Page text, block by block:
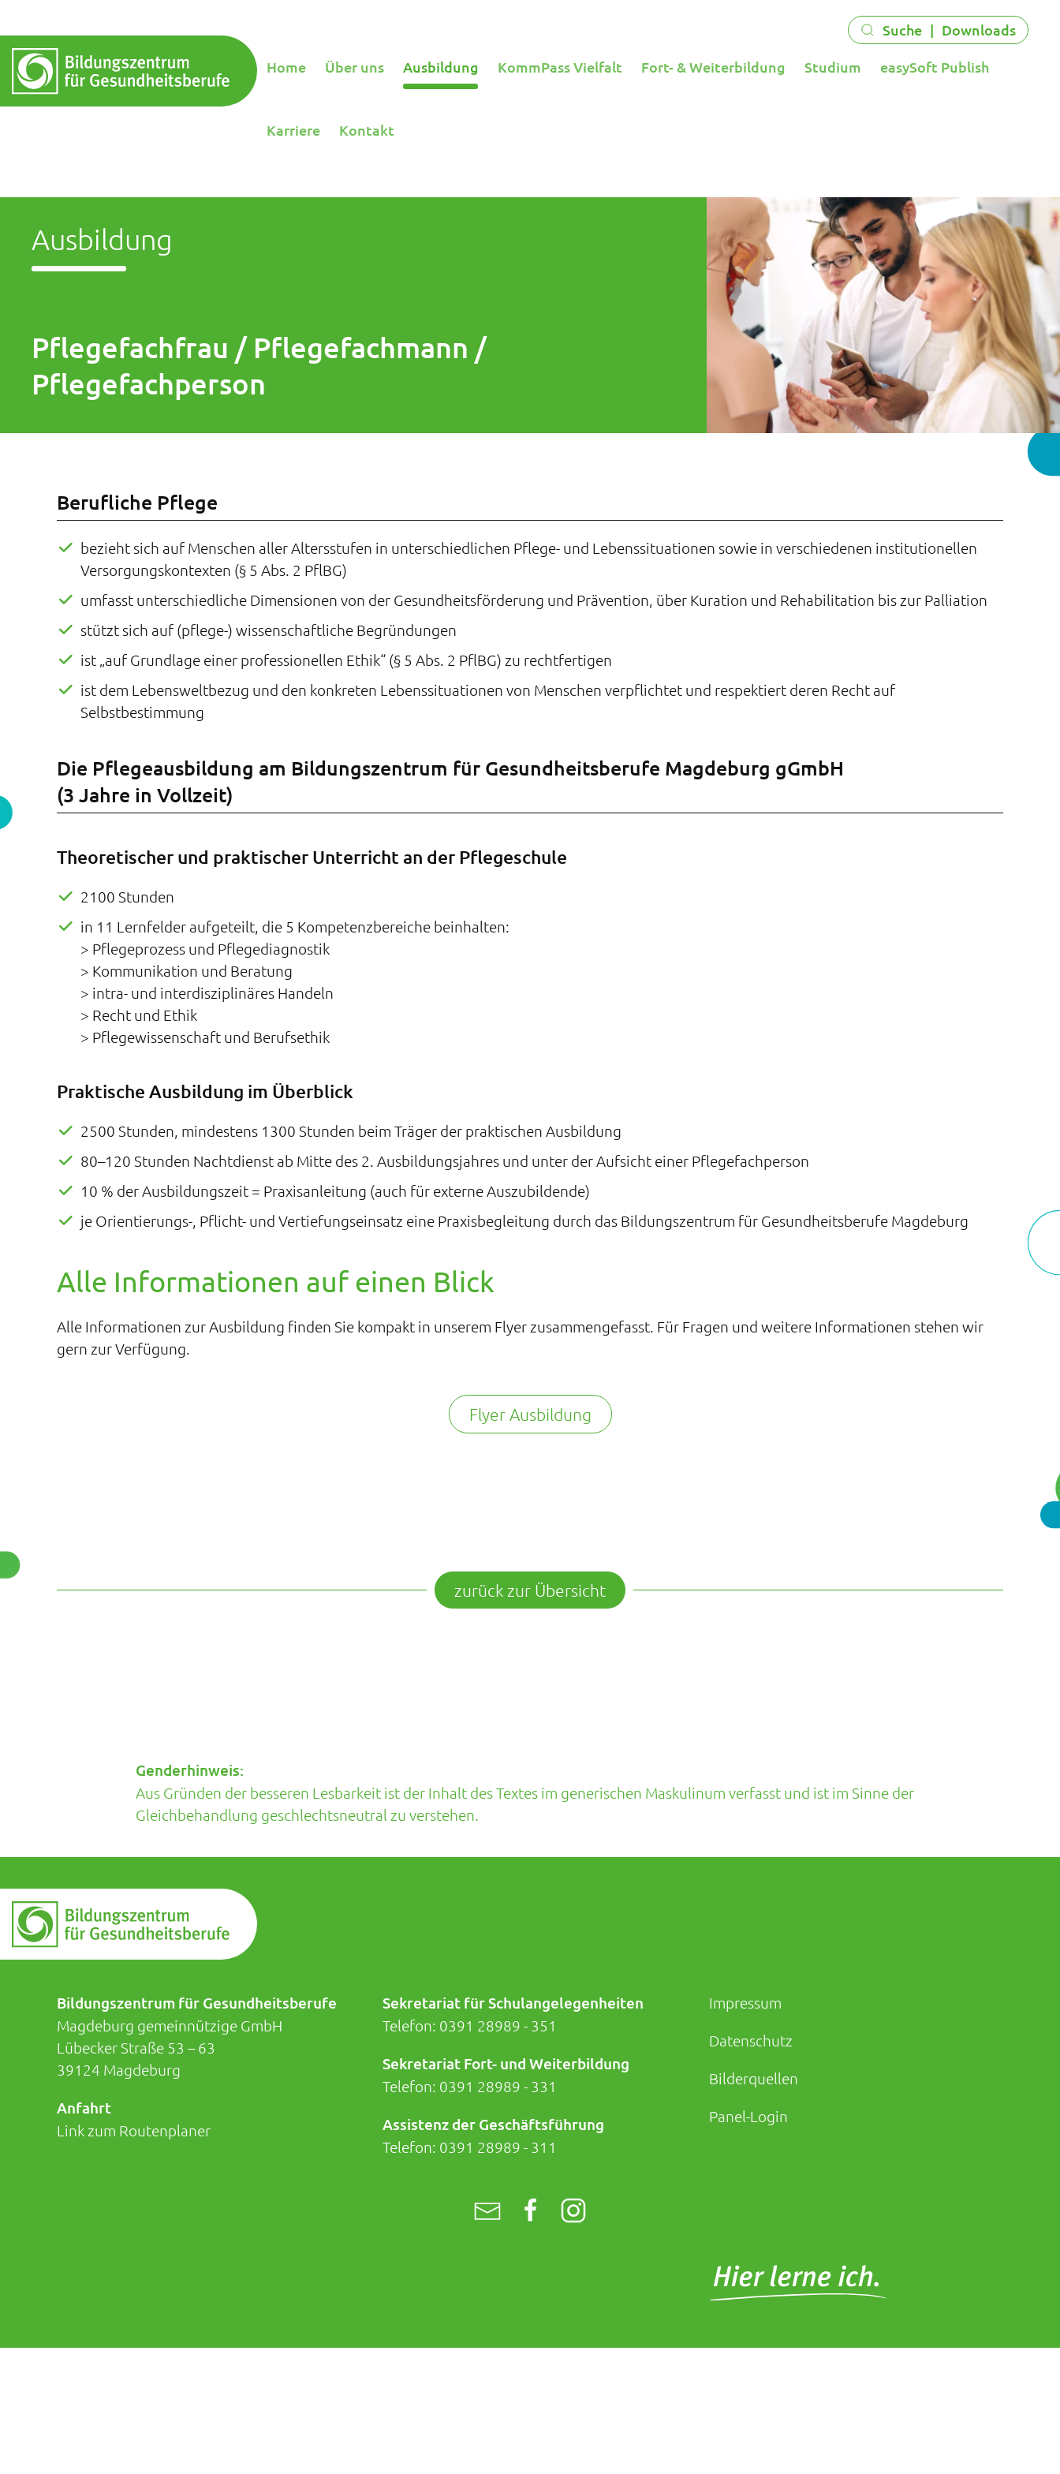
Home Über uns Ausbildung KommPass Vielfalt Fort- & Weiterbildung Studium easySoft Publish
Karriere Kontakt
Suche | Downloads
Ausbildung
Pflegefachfrau / Pflegefachmann /
Pflegefachperson
Berufliche Pflege
bezieht sich auf Menschen aller Altersstufen in unterschiedlichen Pflege- und Lebenssituationen sowie in verschiedenen institutionellen
Versorgungskontexten (§ 5 Abs. 2 PflBG)
umfasst unterschiedliche Dimensionen von der Gesundheitsförderung und Prävention, über Kuration und Rehabilitation bis zur Palliation
stützt sich auf (pflege-) wissenschaftliche Begründungen
ist „auf Grundlage einer professionellen Ethik“ (§ 5 Abs. 2 PflBG) zu rechtfertigen
ist dem Lebensweltbezug und den konkreten Lebenssituationen von Menschen verpflichtet und respektiert deren Recht auf
Selbstbestimmung
Die Pflegeausbildung am Bildungszentrum für Gesundheitsberufe Magdeburg gGmbH
(3 Jahre in Vollzeit)
Theoretischer und praktischer Unterricht an der Pflegeschule
2100 Stunden
in 11 Lernfelder aufgeteilt, die 5 Kompetenzbereiche beinhalten:
> Pflegeprozess und Pflegediagnostik
> Kommunikation und Beratung
> intra- und interdisziplinäres Handeln
> Recht und Ethik
> Pflegewissenschaft und Berufsethik
Praktische Ausbildung im Überblick
2500 Stunden, mindestens 1300 Stunden beim Träger der praktischen Ausbildung
80–120 Stunden Nachtdienst ab Mitte des 2. Ausbildungsjahres und unter der Aufsicht einer Pflegefachperson
10 % der Ausbildungszeit = Praxisanleitung (auch für externe Auszubildende)
je Orientierungs-, Pflicht- und Vertiefungseinsatz eine Praxisbegleitung durch das Bildungszentrum für Gesundheitsberufe Magdeburg
Alle Informationen auf einen Blick
Alle Informationen zur Ausbildung finden Sie kompakt in unserem Flyer zusammengefasst. Für Fragen und weitere Informationen stehen wir
gern zur Verfügung.
Flyer Ausbildung
zurück zur Übersicht
Genderhinweis:
Aus Gründen der besseren Lesbarkeit ist der Inhalt des Textes im generischen Maskulinum verfasst und ist im Sinne der
Gleichbehandlung geschlechtsneutral zu verstehen.
Bildungszentrum für Gesundheitsberufe
Magdeburg gemeinnützige GmbH
Lübecker Straße 53 – 63
39124 Magdeburg
Anfahrt
Link zum Routenplaner
Sekretariat für Schulangelegenheiten
Telefon: 0391 28989 - 351
Sekretariat Fort- und Weiterbildung
Telefon: 0391 28989 - 331
Assistenz der Geschäftsführung
Telefon: 0391 28989 - 311
Impressum
Datenschutz
Bilderquellen
Panel-Login